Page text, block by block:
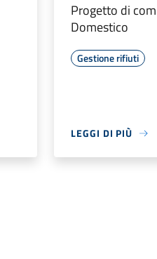
Progetto di
Domestico
Gestione rifiuti
LEGGI DI PIÙ